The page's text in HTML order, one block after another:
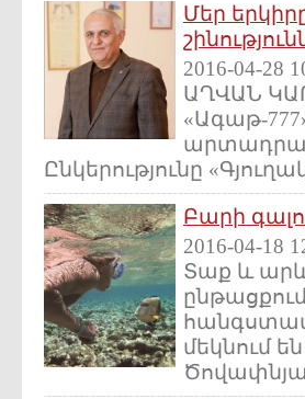
Մեր
2016-04-28
ԱՂՎԱՆ
«Ագաթ-
Ընկերությունը
Բարի
2016-04-18
Տաք և
մեկնում